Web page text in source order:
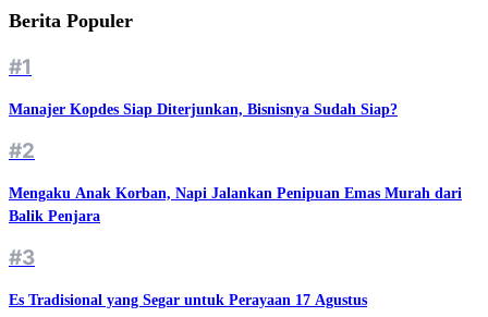
Berita Populer
#1
Manajer Kopdes Siap Diterjunkan, Bisnisnya Sudah Siap?
#2
Mengaku Anak Korban, Napi Jalankan Penipuan Emas Murah dari
Balik Penjara
#3
Es Tradisional yang Segar untuk Perayaan 17 Agustus